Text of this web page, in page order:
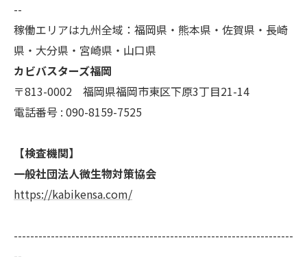
個人情報の開示･訂正･削除・利用停止の具体的手続
きにつきましては、お電話でお問合せ下さい。
--
稼働エリアは九州全域：福岡県・熊本県・佐賀県・長崎
県・大分県・宮崎県・山口県
カビバスターズ福岡
〒813-0002 福岡県福岡市東区下原3丁目21-14
電話番号 : 090-8159-7525
【検査機関】
一般社団法人微生物対策協会
https://kabikensa.com/
--------------------------------------------------------------------